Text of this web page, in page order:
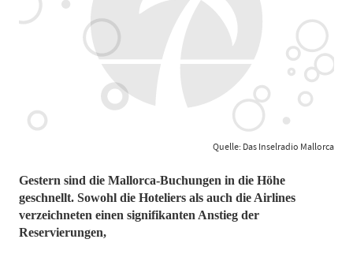
Quelle: Das Inselradio Mallorca
Gestern sind die Mallorca-Buchungen in die Höhe
geschnellt. Sowohl die Hoteliers als auch die Airlines
verzeichneten einen signifikanten Anstieg der
Reservierungen,